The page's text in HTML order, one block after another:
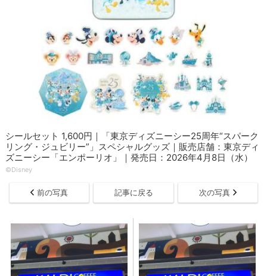
シールセット 1,600円｜「東京ディズニーシー25周年“スパーク
リング・ジュビリー”」スペシャルグッズ｜販売店舗：東京ディ
ズニーシー「エンポーリオ」｜発売日：2026年4月8日（水）
©Disney
前の写真 記事に戻る 次の写真